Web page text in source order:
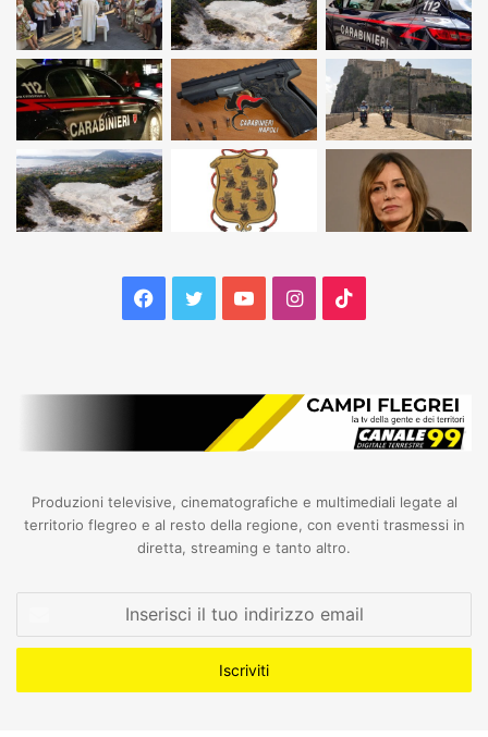
Facebook
TwitterYouTubeInstagram
Produzioni televisive, cinematografiche e multimediali legate al
territorio flegreo e al resto della regione, con eventi trasmessi in
diretta, streaming e tanto altro.
tuo
email